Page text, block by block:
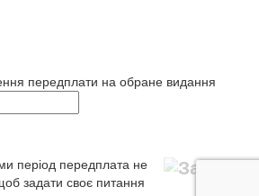
передплати на обране видання
період передплата не
задати своє питання